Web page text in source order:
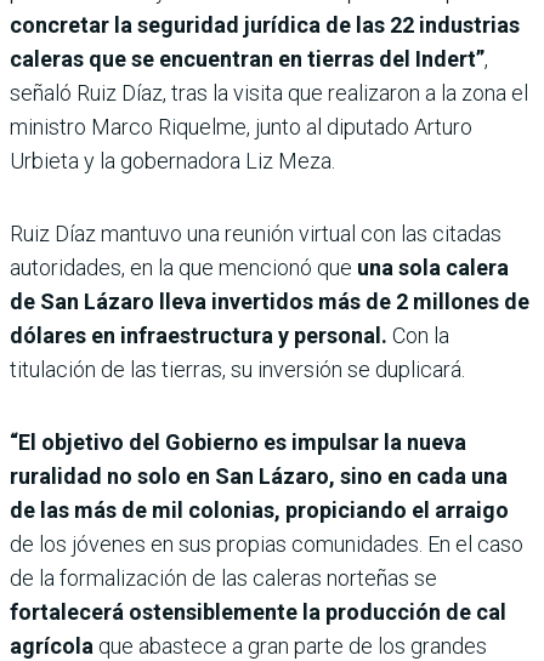
concretar la seguridad jurídica de las 22 industrias
caleras que se encuentran en tierras del Indert”,
señaló Ruiz Díaz, tras la visita que realizaron a la zona el
ministro Marco Riquelme, junto al diputado Arturo
Urbieta y la gobernadora Liz Meza.
Ruiz Díaz mantuvo una reunión virtual con las citadas
autoridades, en la que mencionó que una sola calera
de San Lázaro lleva invertidos más de 2 millones de
dólares en infraestructura y personal. Con la
titulación de las tierras, su inversión se duplicará.
“El objetivo del Gobierno es impulsar la nueva
ruralidad no solo en San Lázaro, sino en cada una
de las más de mil colonias, propiciando el arraigo
de los jóvenes en sus propias comunidades. En el caso
de la formalización de las caleras norteñas se
fortalecerá ostensiblemente la producción de cal
agrícola que abastece a gran parte de los grandes